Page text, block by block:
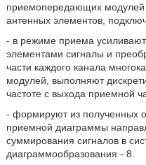
приемопередающих
антенных элементов,
- в режиме приема
элементами сигналы и
части каждого канала
модулей, выполняют
частоте с выхода приемной
- формируют из полученных
приемной диаграммы
суммирования сигналов в
диаграммообразования - 8.